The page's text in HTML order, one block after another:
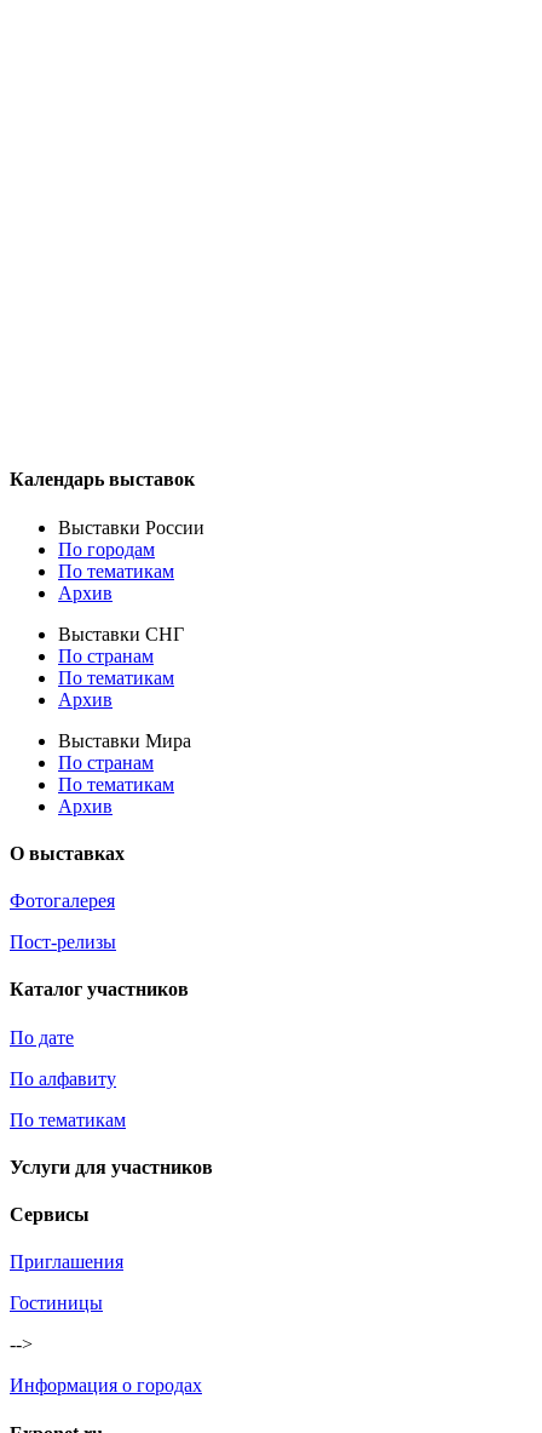
Календарь выставок
Выставки России
По городам
По тематикам
Архив
Выставки СНГ
По странам
По тематикам
Архив
Выставки Мира
По странам
По тематикам
Архив
О выставках
Фотогалерея
Пост-релизы
Каталог участников
По дате
По алфавиту
По тематикам
Услуги для участников
Сервисы
Приглашения
Гостиницы
-->
Информация о городах